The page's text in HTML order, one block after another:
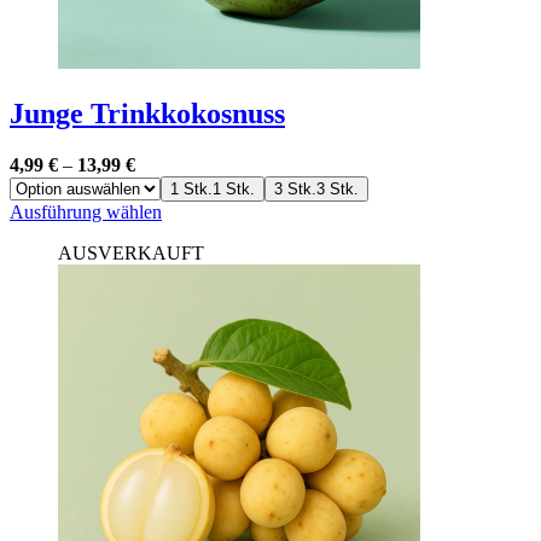
Junge Trinkkokosnuss
4,99 € – 13,99 €
1 Stk. 1 Stk. 3 Stk. 3 Stk.
Ausführung wählen
weist
Optionen
können
auf
der
Produktseite
gewählt
werden
AUSVERKAUFT